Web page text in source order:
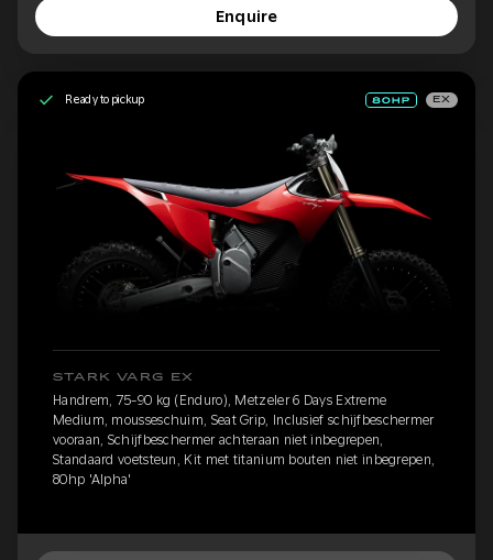
Enquire
Ready to pickup EX
STARK VARG EX
Handrem, 75-90 kg (Enduro), Metzeler 6 Days Extreme
Medium, mousseschuim, Seat Grip, Inclusief schijfbeschermer
vooraan, Schijfbeschermer achteraan niet inbegrepen,
Standaard voetsteun, Kit met titanium bouten niet inbegrepen,
80hp 'Alpha'